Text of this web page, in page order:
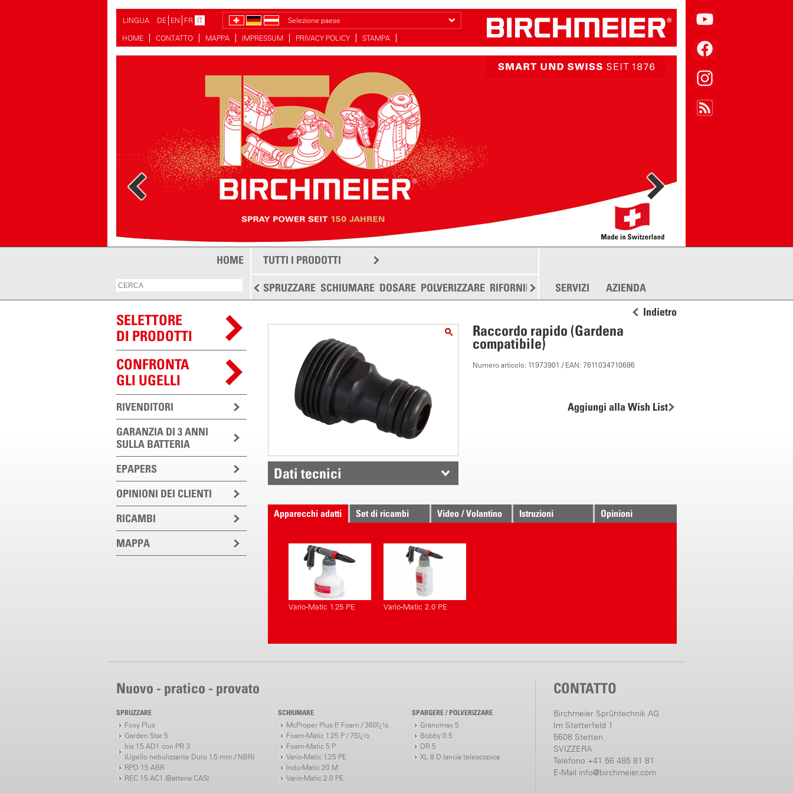
LINGUA DE EN FR IT
Selezione paese
HOME
CONTATTO MAPPA IMPRESSUM PRIVACY POLICY STAMPA
HOME TUTTI I PRODOTTI
SPRUZZARE SCHIUMARE DOSARE POLVERIZZARE RIFORNIRE SPARGERE ALTRO
SERVIZI AZIENDA
SELETTORE
DI PRODOTTI
CONFRONTA
GLI UGELLI
RIVENDITORI
GARANZIA DI 3 ANNI
SULLA BATTERIA
EPAPERS
OPINIONI DEI CLIENTI
RICAMBI
MAPPA
Indietro
Raccordo rapido (Gardena
compatibile)
Numero articolo: 11973901 / EAN: 7611034710686
Aggiungi alla Wish List
Dati tecnici
Apparecchi adatti Set di ricambi Video / Volantino Istruzioni Opinioni
Vario-Matic 1.25 PE Vario-Matic 2.0 PE
Nuovo - pratico - provato
SPRUZZARE
Foxy Plus
Garden Star 5
Iris 15 AD1 con PR 3
(Ugello nebulizzante Duro 1.5 mm / NBR)
RPD 15 ABR
REC 15 AC1 (Batteria CAS)
SCHIUMARE
McProper Plus P, Foam / 360ï¿½
Foam-Matic 1.25 P / 75ï¿½
Foam-Matic 5 P
Vario-Matic 1.25 PE
Indu-Matic 20 M
Vario-Matic 2.0 PE
SPARGERE / POLVERIZZARE
Granomax 5
Bobby 0.5
DR 5
XL 8 D lancia telescopica
CONTATTO
Birchmeier Sprühtechnik AG
Im Stetterfeld 1
5608 Stetten
SVIZZERA
Telefono +41 56 485 81 81
E-Mail info@birchmeier.com